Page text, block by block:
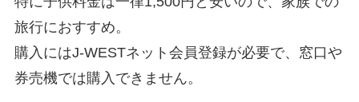
旅行におすすめ。
購入にはJ-WESTネット会員登録が必要で、窓口や
券売機では購入できません。